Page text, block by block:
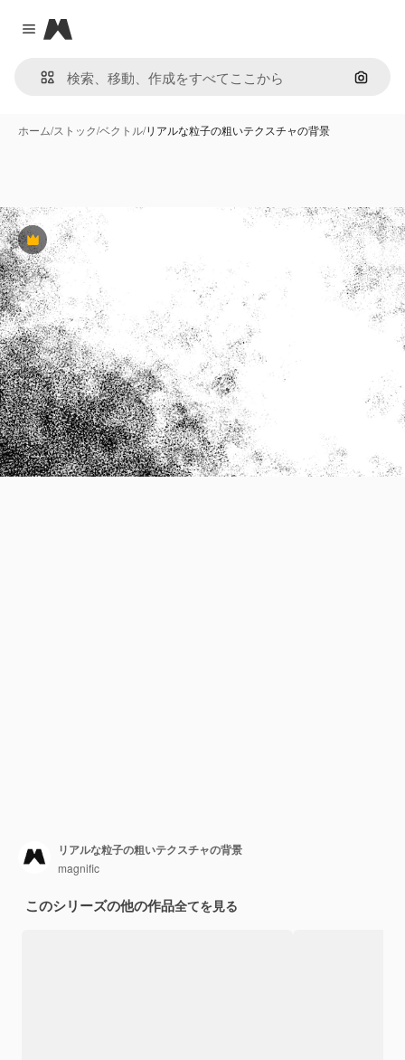
Close menu
Magnific
画像で
ホーム/ストック/ベクトル/リアルな粒子の粗いテクスチャの背景
Premium
リアルな粒子の粗いテクスチャの背景
magnific
このシリーズの他の作品全てを見る